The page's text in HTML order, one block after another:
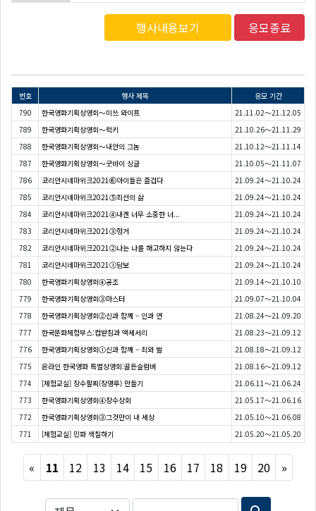
행사내용보기 응모종료
번호 행사 제목
응모 기간
790
한국영화기획상영회〜미쓰 와이프
21.11.02～21.12.05
789
한국영화기획상영회〜럭키
21.10.26～21.11.29
788
한국영화기획상영회〜내안의 그놈
21.10.12～21.11.14
787
한국영화기획상영회〜굿바이 싱글
21.10.05～21.11.07
786
코리안시네마위크2021⑥아이들은 즐겁다
21.09.24～21.10.24
785
코리안시네마위크2021⑤최선의 삶
21.09.24～21.10.24
784
코리안시네마위크2021④내겐 너무 소중한 너...
21.09.24～21.10.24
783
코리안시네마위크2021③헝거
21.09.24～21.10.24
782
코리안시네마위크2021②나는 나를 해고하지 않는다
21.09.24～21.10.24
781
코리안시네마위크2021①담보
21.09.24～21.10.24
780
한국영화기획상영회④공조
21.09.14～21.10.10
779
한국영화기획상영회③마스터
21.09.07～21.10.04
778
한국영화기획상영회②신과 함께 – 인과 연
21.08.24～21.09.20
777
한국문화체험부스:컵받침과 액세서리
21.08.23～21.09.12
776
한국영화기획상영회①신과 함께 – 죄와 벌
21.08.18～21.09.12
775
온라인 한국영화 특별상영회:골든슬럼버
21.08.16～21.09.12
774
[체험교실] 장수팔찌(장명루) 만들기
21.06.11～21.06.24
773
한국영화기획상영회④장수상회
21.05.17～21.06.16
772
한국영화기획상영회③그것만이 내 세상
21.05.10～21.06.08
771
[체험교실] 민화 색칠하기 21.05.20～21.05.20
« Previous
11 12 13 14 15 16 17 18 19 20 »Next